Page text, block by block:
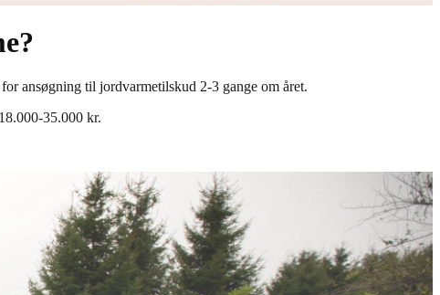
ansøgning til jordvarmetilskud 2-3 gange om året.
35.000 kr.